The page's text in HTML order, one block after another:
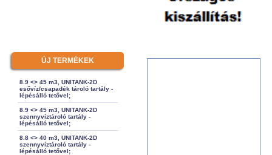
ÚJ TERMÉKEK
8.9 <> 45 m3, UNITANK-2D
esővíz/csapadék tároló tartály -
lépésálló tetővel;
8.9 <> 45 m3, UNITANK-2D
szennyvíztároló tartály -
lépésálló tetővel;
8.8 <> 40 m3, UNITANK-2D
szennyvíztároló tartály -
lépésálló tetővel;